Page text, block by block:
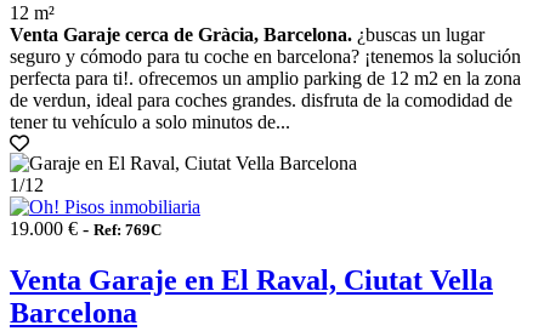
12 m²
Venta Garaje cerca de Gràcia, Barcelona. ¿buscas un lugar
seguro y cómodo para tu coche en barcelona? ¡tenemos la solución
perfecta para ti!. ofrecemos un amplio parking de 12 m2 en la zona
de verdun, ideal para coches grandes. disfruta de la comodidad de
tener tu vehículo a solo minutos de...
1/12
19.000 € - Ref: 769C
Venta Garaje en El Raval, Ciutat Vella
Barcelona